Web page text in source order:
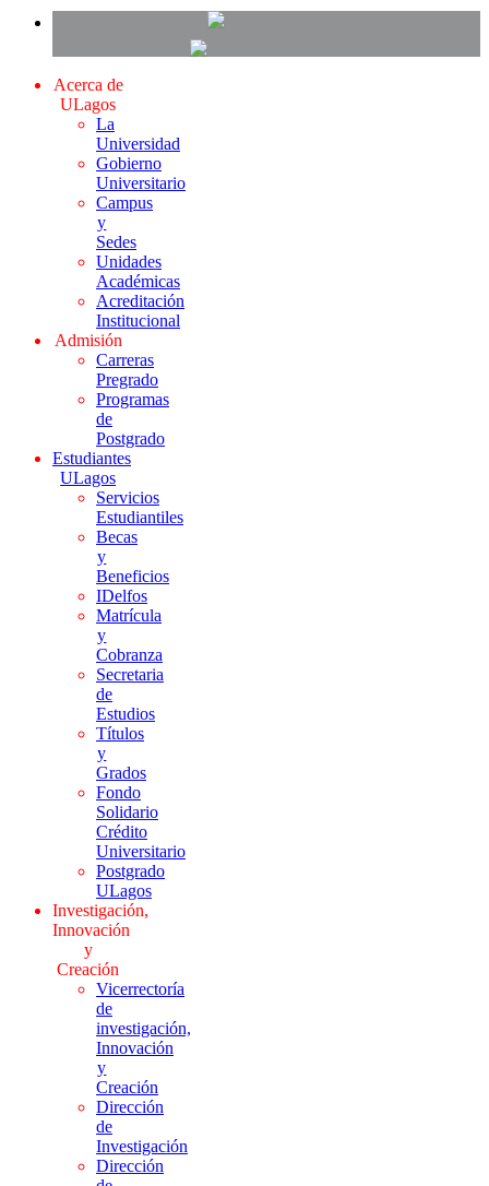
Acerca de
ULagos
La
Universidad
Gobierno
Universitario
Campus
y
Sedes
Unidades
Académicas
Acreditación
Institucional
Admisión
Carreras
Pregrado
Programas
de
Postgrado
Estudiantes
ULagos
Servicios
Estudiantiles
Becas
y
Beneficios
IDelfos
Matrícula
y
Cobranza
Secretaria
de
Estudios
Títulos
y
Grados
Fondo
Solidario
Crédito
Universitario
Postgrado
ULagos
Investigación,
Innovación
y
Creación
Vicerrectoría
de
investigación,
Innovación
y
Creación
Dirección
de
Investigación
Dirección